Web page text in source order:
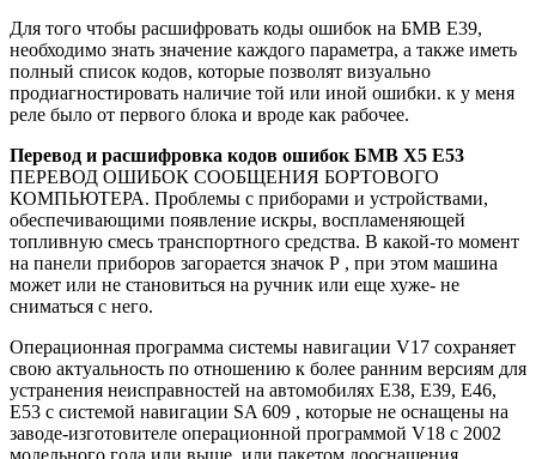
Для того чтобы расшифровать коды ошибок на БМВ Е39,
необходимо знать значение каждого параметра, а также иметь
полный список кодов, которые позволят визуально
продиагностировать наличие той или иной ошибки. к у меня
реле было от первого блока и вроде как рабочее.
Перевод и расшифровка кодов ошибок БМВ Х5 Е53
ПЕРЕВОД ОШИБОК СООБЩЕНИЯ БОРТОВОГО
КОМПЬЮТЕРА. Проблемы с приборами и устройствами,
обеспечивающими появление искры, воспламеняющей
топливную смесь транспортного средства. В какой-то момент
на панели приборов загорается значок Р , при этом машина
может или не становиться на ручник или еще хуже- не
сниматься с него.
Операционная программа системы навигации V17 сохраняет
свою актуальность по отношению к более ранним версиям для
устранения неисправностей на автомобилях E38, E39, E46,
E53 с системой навигации SA 609 , которые не оснащены на
заводе-изготовителе операционной программой V18 с 2002